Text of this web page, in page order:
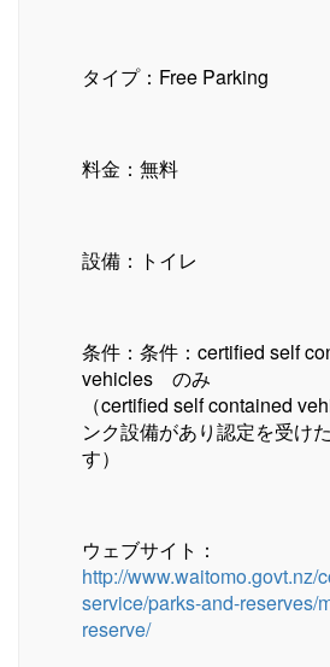
タイプ：Free Parking
料金：無料
設備：トイレ
条件：条件：certified self
vehicles のみ
（certified self contained
ンク設備があり認定を受け
す）
ウェブサイト：
http://www.waitomo.govt.nz/
service/parks-and-reserves/
reserve/